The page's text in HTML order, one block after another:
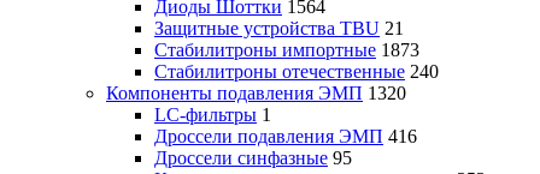
Диоды Шоттки 1564
Защитные устройства TBU 21
Стабилитроны импортные 1873
Стабилитроны отечественные 240
Компоненты подавления ЭМП 1320
LC-фильтры 1
Дроссели подавления ЭМП 416
Дроссели синфазные 95